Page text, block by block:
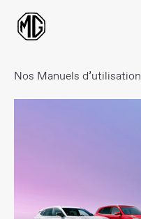
Nos Manuels d’utilisation